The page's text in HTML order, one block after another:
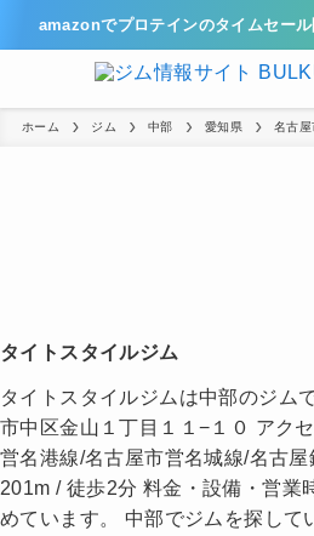
amazonでプロテインのタイムセール
ホーム ジム 中部 愛知県 名古屋
タイトスタイルジム
タイトスタイルジムは中部のジム
市中区金山１丁目１１−１０ アク
営名港線/名古屋市営名城線/名古
201m / 徒歩2分 料金・設備・営業
めています。 中部でジムを探して